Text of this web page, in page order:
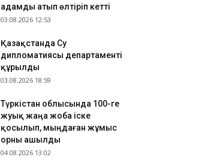
адамды атып өлтіріп кетті
03.08.2026 12:53
Қазақстанда Су
дипломатиясы департаменті
құрылды
03.08.2026 18:59
Түркістан облысында 100-ге
жуық жаңа жоба іске
қосылып, мыңдаған жұмыс
орны ашылды
04.08.2026 13:02